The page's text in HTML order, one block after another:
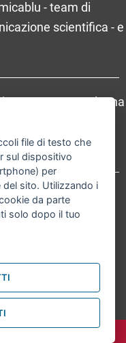
- team di
scientifica - e
6 - 40124 Bologna
88 R 02008 02435
personali
file di testo che
sul dispositivo
per
del sito. Utilizzando i
da parte
solo dopo il tuo